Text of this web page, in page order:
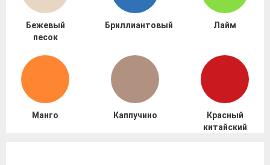
Бежевый
песок
Бриллиантовый Лайм
Манго Каппучино
Красный
китайский